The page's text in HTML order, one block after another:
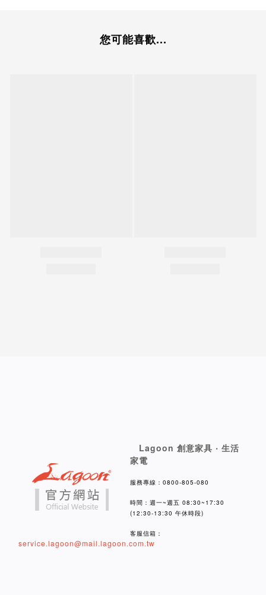
您可能喜歡...
Lagoon 創意家具 ‧ 生活
家電
服務專線：0800-805-080
時間：週一~週五 08:30~17:30
(12:30-13:30 午休時段)
客服信箱：
service.lagoon@mail.lagoon.com.tw